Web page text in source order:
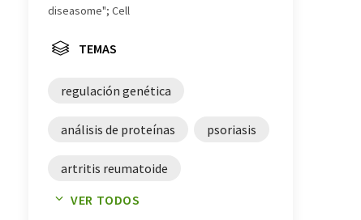
diseasome"; Cell
TEMAS
regulación genética
análisis de proteínas psoriasis
artritis reumatoide
medicina de precisión
VER TODOS